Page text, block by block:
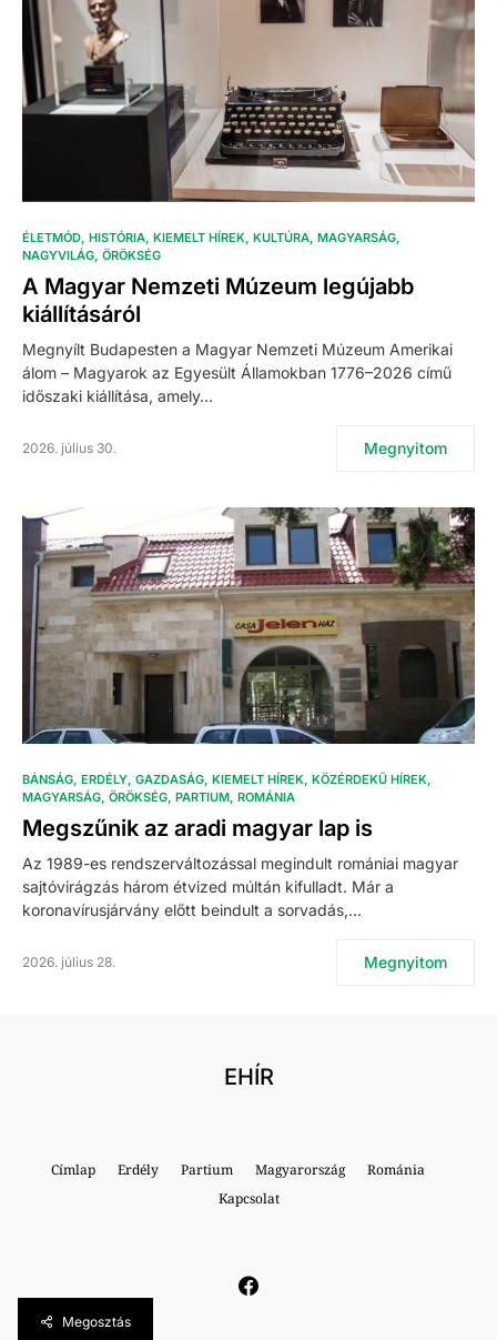
ÉLETMÓD HISTÓRIA KIEMELT HÍREK KULTÚRA MAGYARSÁG
NAGYVILÁG ÖRÖKSÉG
A Magyar Nemzeti Múzeum legújabb
kiállításáról
Megnyílt Budapesten a Magyar Nemzeti Múzeum Amerikai
álom – Magyarok az Egyesült Államokban 1776–2026 című
időszaki kiállítása, amely…
2026. július 30. Megnyitom
BÁNSÁG ERDÉLY GAZDASÁG KIEMELT HÍREK KÖZÉRDEKŰ HÍREK
MAGYARSÁG ÖRÖKSÉG PARTIUM ROMÁNIA
Megszűnik az aradi magyar lap is
Az 1989-es rendszerváltozással megindult romániai magyar
sajtóvirágzás három étvized múltán kifulladt. Már a
koronavírusjárvány előtt beindult a sorvadás,…
2026. július 28. Megnyitom
EHÍR
Címlap Erdély Partium Magyarország
Románia
Kapcsolat
Megosztás